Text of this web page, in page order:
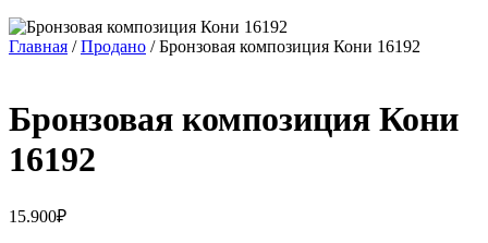
Главная /Продано / Бронзовая композиция Кони 16192
Бронзовая композиция Кони
16192
15.900₽